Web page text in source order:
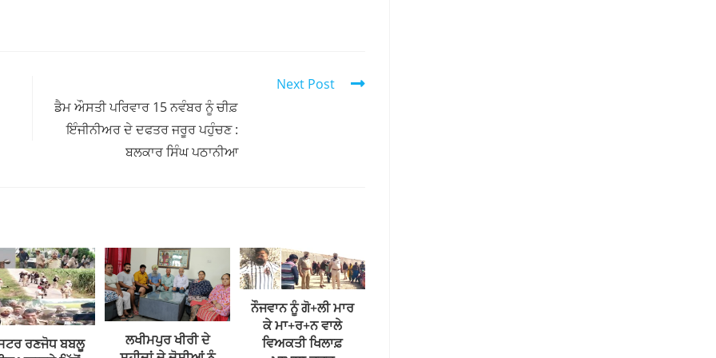
Next Post
ਡੈਮ ਔਸਤੀ ਪਰਿਵਾਰ 15 ਨਵੰਬਰ ਨੂੰ ਚੀਫ਼
ਇੰਜੀਨੀਅਰ ਦੇ ਦਫਤਰ ਜਰੂਰ ਪਹੁੰਚਣ :
ਬਲਕਾਰ ਸਿੰਘ ਪਠਾਨੀਆ
ਰਣਜੋਧ ਬਬਲੂ
ਲਖੀਮਪੁਰ ਖੀਰੀ ਦੇ
ਨੌਜਵਾਨ ਨੂੰ ਗੋ+ਲੀ ਮਾਰ
ਕੇ ਮਾ+ਰ+ਨ ਵਾਲੇ
ਵਿਅਕਤੀ ਖਿਲਾਫ਼